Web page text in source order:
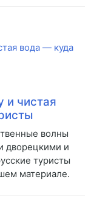
и чистая
волны
дворецкими и
туристы
материале.